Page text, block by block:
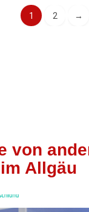
1 2 →
von
Allgäu